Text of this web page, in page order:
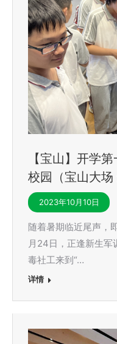
【宝山】开学
校园（宝山大场
2023年10月10日
随着暑期临近尾声，
月24日，正逢新生军
毒社工来到“…
详情